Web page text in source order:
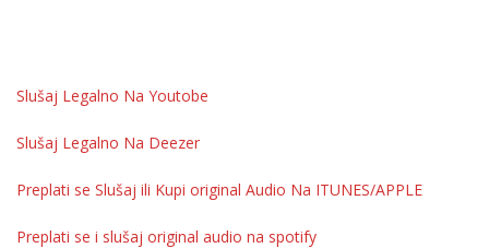
Slušaj Legalno Na Youtobe
Slušaj Legalno Na Deezer
Preplati se Slušaj ili Kupi original Audio Na ITUNES/APPLE
Preplati se i slušaj original audio na spotify